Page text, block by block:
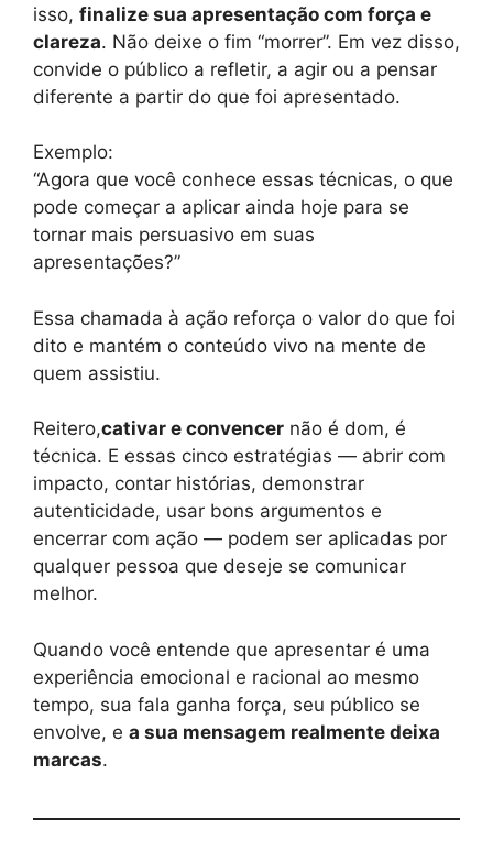
isso, finalize sua apresentação com força e
clareza. Não deixe o fim “morrer”. Em vez disso,
convide o público a refletir, a agir ou a pensar
diferente a partir do que foi apresentado.
Exemplo:
“Agora que você conhece essas técnicas, o que
pode começar a aplicar ainda hoje para se
tornar mais persuasivo em suas
apresentações?”
Essa chamada à ação reforça o valor do que foi
dito e mantém o conteúdo vivo na mente de
quem assistiu.
Reitero,cativar e convencer não é dom, é
técnica. E essas cinco estratégias — abrir com
impacto, contar histórias, demonstrar
autenticidade, usar bons argumentos e
encerrar com ação — podem ser aplicadas por
qualquer pessoa que deseje se comunicar
melhor.
Quando você entende que apresentar é uma
experiência emocional e racional ao mesmo
tempo, sua fala ganha força, seu público se
envolve, e a sua mensagem realmente deixa
marcas.